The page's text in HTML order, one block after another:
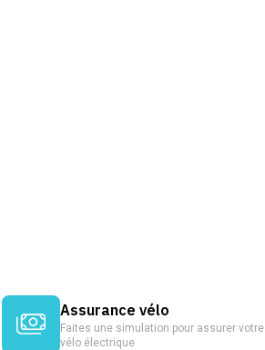
Assurance vélo
Faites une simulation pour assurer votre
vélo électrique